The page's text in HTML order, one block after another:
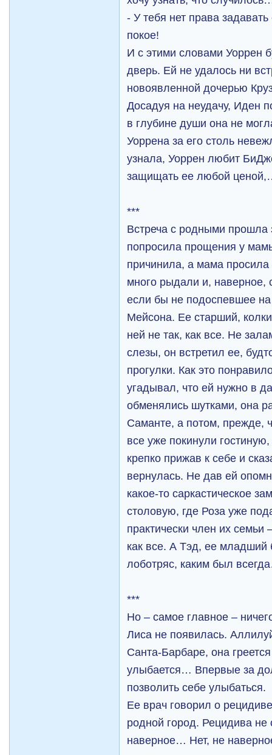
- У тебя нет права
покое!
И с этими словами Уоррен
дверь. Ей не удалось ни
новоявленной дочерью
Досадуя на неудачу, Иден
в глубине души она не
Уоррена за его столь
узнала, Уоррен любит
защищать ее любой
***
Встреча с родными прошла
попросила прощения у
причинила, а мама
много рыдали и, наверное,
если бы не подоспевшее
Мейсона. Ее старший,
ней не так, как все. Не
слезы, он встретил ее,
прогулки. Как это
угадывал, что ей нужно в
обменялись шутками, она
Саманте, а потом, прежде,
все уже покинули
крепко прижав к себе и
вернулась. Не дав ей
какое-то саркастическое
столовую, где Роза уже
практически член их
как все. А Тэд, ее
лоботряс, каким был
***
Но – самое главное –
Лиса не появилась.
Санта-Барбаре, она
улыбается… Впервые за
позволить себе улыбаться.
Ее врач говорил о
родной город. Рецидива
наверное… Нет, не